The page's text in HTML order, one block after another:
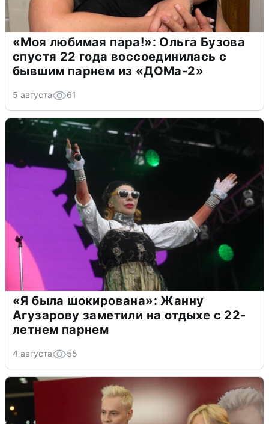
«Моя любимая пара!»: Ольга Бузова
спустя 22 года воссоединилась с
бывшим парнем из «ДОМа-2»
5 августа 61
«Я была шокирована»: Жанну
Агузарову заметили на отдыхе с 22-
летнем парнем
4 августа 55